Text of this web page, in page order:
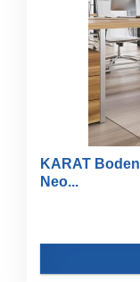
KARAT
Neo...